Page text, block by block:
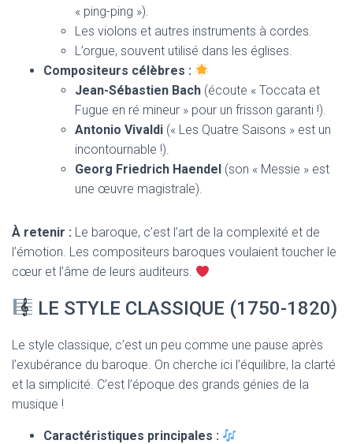
« ping-ping »).
Les violons et autres instruments à cordes.
L’orgue, souvent utilisé dans les églises.
Compositeurs célèbres :
Jean-Sébastien Bach (écoute « Toccata et
Fugue en ré mineur » pour un frisson garanti !).
Antonio Vivaldi (« Les Quatre Saisons » est un
incontournable !).
Georg Friedrich Haendel (son « Messie » est
une œuvre magistrale).
À retenir : Le baroque, c’est l’art de la complexité et de
l’émotion. Les compositeurs baroques voulaient toucher le
cœur et l’âme de leurs auditeurs.
LE STYLE CLASSIQUE (1750-1820)
Le style classique, c’est un peu comme une pause après
l’exubérance du baroque. On cherche ici l’équilibre, la clarté
et la simplicité. C’est l’époque des grands génies de la
musique !
Caractéristiques principales :